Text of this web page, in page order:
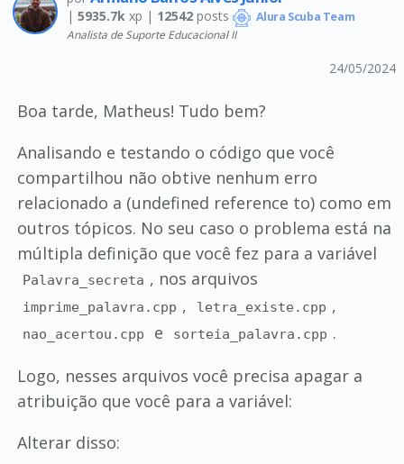
| 5935.7kxp | 12542posts Alura Scuba Team
Analista de Suporte Educacional II
24/05/2024
Boa tarde, Matheus! Tudo bem?
Analisando e testando o código que você
compartilhou não obtive nenhum erro
relacionado a (undefined reference to) como em
outros tópicos. No seu caso o problema está na
múltipla definição que você fez para a variável
Palavra_secreta , nos arquivos
imprime_palavra.cpp , letra_existe.cpp ,
nao_acertou.cpp e sorteia_palavra.cpp .
Logo, nesses arquivos você precisa apagar a
atribuição que você para a variável:
Alterar disso: